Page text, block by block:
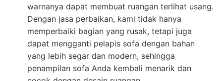
warnanya dapat membuat ruangan terlihat usang.
Dengan jasa perbaikan, kami tidak hanya
memperbaiki bagian yang rusak, tetapi juga
dapat mengganti pelapis sofa dengan bahan
yang lebih segar dan modern, sehingga
penampilan sofa Anda kembali menarik dan